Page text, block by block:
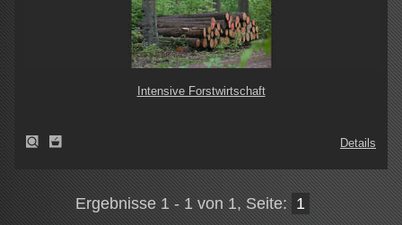
Intensive Forstwirtschaft
Details
Ergebnisse 1 - 1 von 1, Seite: 1